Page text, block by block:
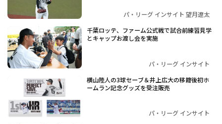
パ・リーグ インサイト 望月遼太
千葉ロッテ、ファーム公式戦で試合前練習見学
とキャップお渡し会を実施
パ・リーグ インサイト
横山陸人の3球セーブ＆井上広大の移籍後初ホ
ームラン記念グッズを受注販売
パ・リーグ インサイト